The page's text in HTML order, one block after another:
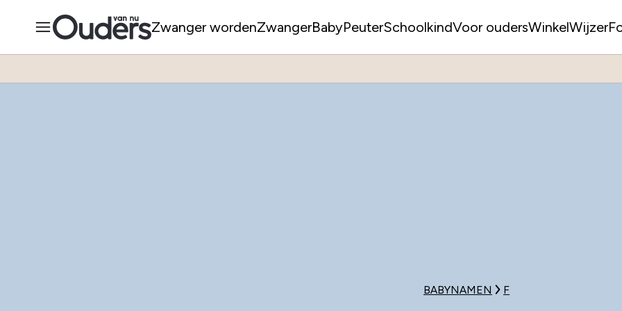
Zwanger wordenZwangerBabyPeuterSchoolkindVoor oudersWinkelWijzer
BABYNAMEN F